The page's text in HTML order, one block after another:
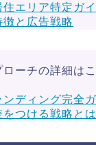
エリア特定ガ
と広告戦略
ーチの詳細は
ディング完全
つける戦略とは